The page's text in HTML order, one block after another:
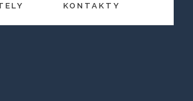
KONTAKTY